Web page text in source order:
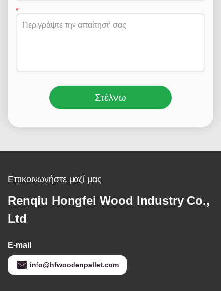
Στέλνω
Επικοινωνήστε μαζί μας
Renqiu Hongfei Wood Industry Co.,
Ltd
E-mail
info@hfwoodenpallet.com